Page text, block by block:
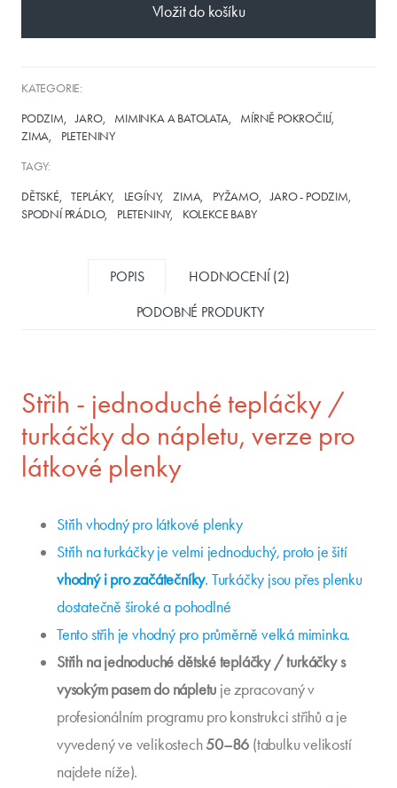
Vložit do košíku
KATEGORIE:
PODZIM JARO MIMINKA A BATOLATA
MÍRNĚ POKROČILÍ
ZIMA
PLETENINY
TAGY:
DĚTSKÉ TEPLÁKY LEGÍNY ZIMA PYŽAMO
JARO - PODZIM
SPODNÍ PRÁDLO
PLETENINY KOLEKCE BABY
POPIS HODNOCENÍ (2)
PODOBNÉ PRODUKTY
Střih - jednoduché tepláčky /
turkáčky do nápletu, verze pro
látkové plenky
Střih vhodný pro látkové plenky
Střih na turkáčky je velmi jednoduchý, proto je šití
vhodný i pro začátečníky. Turkáčky jsou přes plenku
dostatečně široké a pohodlné
Tento střih je vhodný pro průměrně velká miminka.
Střih na jednoduché dětské tepláčky / turkáčky s
vysokým pasem do nápletu je zpracovaný v
profesionálním programu pro konstrukci střihů a je
vyvedený ve velikostech50–86 (tabulku velikostí
najdete níže).